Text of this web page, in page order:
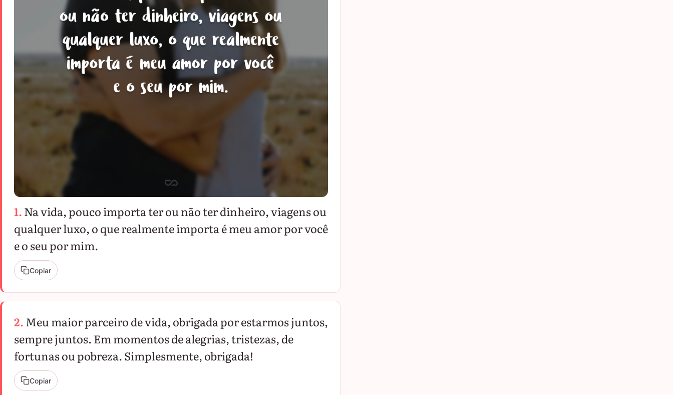
1.Na vida, pouco importa ter ou não ter dinheiro, viagens ou
qualquer luxo, o que realmente importa é meu amor por você
e o seu por mim.
Copiar
2.Meu maior parceiro de vida, obrigada por estarmos juntos,
sempre juntos. Em momentos de alegrias, tristezas, de
fortunas ou pobreza. Simplesmente, obrigada!
Copiar